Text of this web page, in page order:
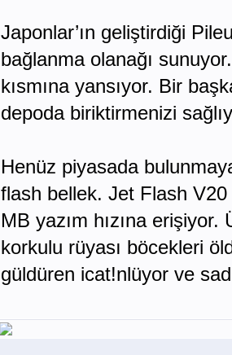
Japonlar’ın geliştirdiği
bağlanma olanağı
kısmına yansıyor. Bir
depoda biriktirmenizi
Henüz piyasada
flash bellek. Jet Flash
MB yazım hızına
korkulu rüyası böcekleri
güldüren icat!nlüyor ve